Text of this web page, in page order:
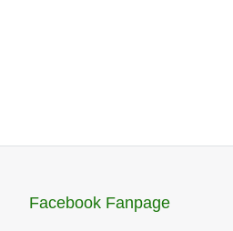
Facebook Fanpage